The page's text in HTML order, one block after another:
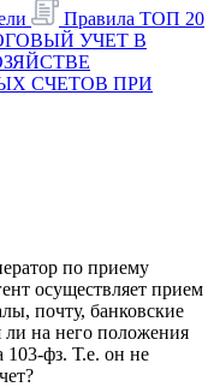
Правила ТОП 20
УЧЕТ В
СЧЕТОВ ПРИ
по приему
осуществляет прием
почту, банковские
ли на него положения
103-фз. Т.е. он не